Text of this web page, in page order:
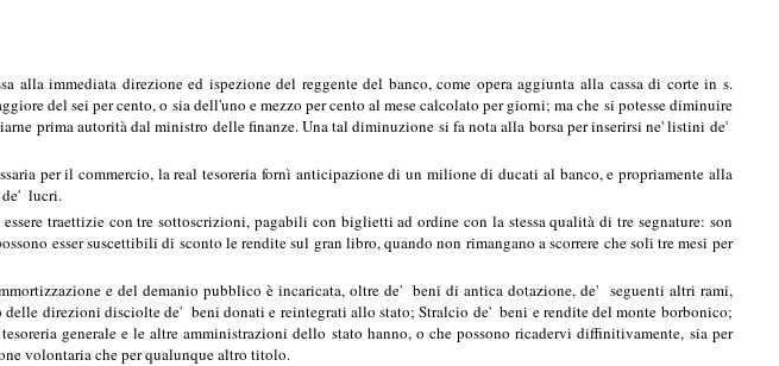
alla immediata direzione ed ispezione del reggente del banco, come opera aggiunta alla cassa di corte in s.
del sei per cento, o sia dell'uno e mezzo per cento al mese calcolato per giorni; ma che si potesse diminuire
prima autorità dal ministro delle finanze. Una tal diminuzione si fa nota alla borsa per inserirsi ne' listini de'
per il commercio, la real tesoreria fornì anticipazione di un milione di ducati al banco, e propriamente alla
de' lucri.
traettizie con tre sottoscrizioni, pagabili con biglietti ad ordine con la stessa qualità di tre segnature: son
esser suscettibili di sconto le rendite sul gran libro, quando non rimangano a scorrere che soli tre mesi per
e del demanio pubblico è incaricata, oltre de' beni di antica dotazione, de' seguenti altri rami,
direzioni disciolte de' beni donati e reintegrati allo stato; Stralcio de' beni e rendite del monte borbonico;
generale e le altre amministrazioni dello stato hanno, o che possono ricadervi diffinitivamente, sia per
volontaria che per qualunque altro titolo.